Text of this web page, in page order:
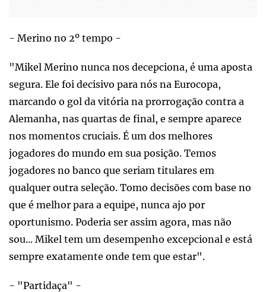
- Merino no 2º tempo -
"Mikel Merino nunca nos decepciona, é uma aposta
segura. Ele foi decisivo para nós na Eurocopa,
marcando o gol da vitória na prorrogação contra a
Alemanha, nas quartas de final, e sempre aparece
nos momentos cruciais. É um dos melhores
jogadores do mundo em sua posição. Temos
jogadores no banco que seriam titulares em
qualquer outra seleção. Tomo decisões com base no
que é melhor para a equipe, nunca ajo por
oportunismo. Poderia ser assim agora, mas não
sou... Mikel tem um desempenho excepcional e está
sempre exatamente onde tem que estar".
- "Partidaça" -